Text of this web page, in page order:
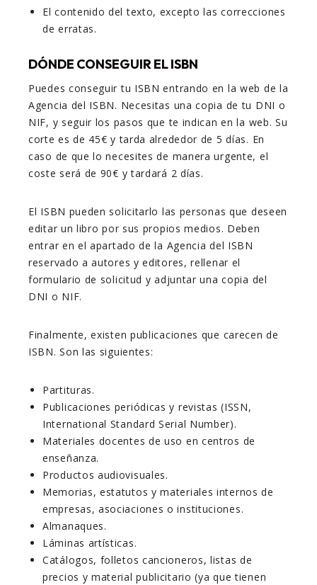
El contenido del texto, excepto las correcciones
de erratas.
DÓNDE CONSEGUIR EL ISBN
Puedes conseguir tu ISBN entrando en la web de la
Agencia del ISBN. Necesitas una copia de tu DNI o
NIF, y seguir los pasos que te indican en la web. Su
corte es de 45€ y tarda alrededor de 5 días. En
caso de que lo necesites de manera urgente, el
coste será de 90€ y tardará 2 días.
El ISBN pueden solicitarlo las personas que deseen
editar un libro por sus propios medios. Deben
entrar en el apartado de la Agencia del ISBN
reservado a autores y editores, rellenar el
formulario de solicitud y adjuntar una copia del
DNI o NIF.
Finalmente, existen publicaciones que carecen de
ISBN. Son las siguientes:
Partituras.
Publicaciones periódicas y revistas (ISSN,
International Standard Serial Number).
Materiales docentes de uso en centros de
enseñanza.
Productos audiovisuales.
Memorias, estatutos y materiales internos de
empresas, asociaciones o instituciones.
Almanaques.
Láminas artísticas.
Catálogos, folletos cancioneros, listas de
precios y material publicitario (ya que tienen